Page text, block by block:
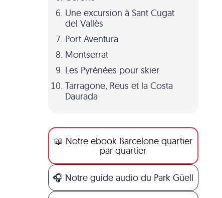
Une excursion à Sant Cugat
del Vallès
Port Aventura
Montserrat
Les Pyrénées pour skier
Tarragone, Reus et la Costa
Daurada
📖 Notre ebook Barcelone quartier
par quartier
🎧 Notre guide audio du Park Güell